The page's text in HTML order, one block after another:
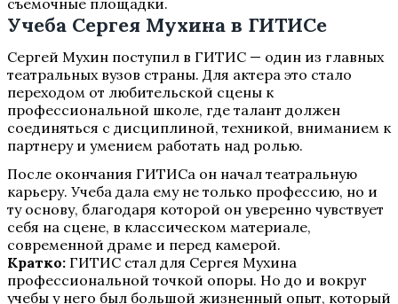
съемочные площадки.
Учеба Сергея Мухина в ГИТИСе
Сергей Мухин поступил в ГИТИС — один из главных
театральных вузов страны. Для актера это стало
переходом от любительской сцены к
профессиональной школе, где талант должен
соединяться с дисциплиной, техникой, вниманием к
партнеру и умением работать над ролью.
После окончания ГИТИСа он начал театральную
карьеру. Учеба дала ему не только профессию, но и
ту основу, благодаря которой он уверенно чувствует
себя на сцене, в классическом материале,
современной драме и перед камерой.
Кратко: ГИТИС стал для Сергея Мухина
профессиональной точкой опоры. Но до и вокруг
учебы у него был большой жизненный опыт, который